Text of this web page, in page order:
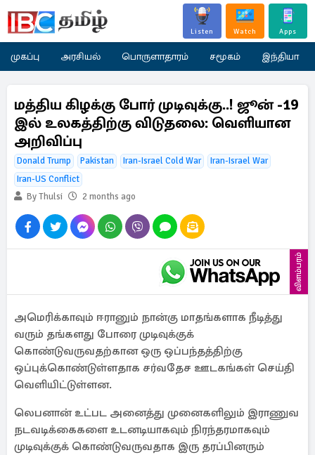
Listen Watch Apps
முகப்பு அரசியல் பொருளாதாரம் சமூகம் இந்தியா
மத்திய கிழக்கு போர் முடிவுக்கு..! ஜூன் -19
இல் உலகத்திற்கு விடுதலை: வெளியான
அறிவிப்பு
Donald Trump Pakistan Iran-Israel Cold War
Iran-Israel War
Iran-US Conflict
By Thulsi
2 months ago
விளம்பரம்
அமெரிக்காவும் ஈரானும் நான்கு மாதங்களாக நீடித்து
வரும் தங்களது போரை முடிவுக்குக்
கொண்டுவருவதற்கான ஒரு ஒப்பந்தத்திற்கு
ஒப்புக்கொண்டுள்ளதாக சர்வதேச ஊடகங்கள் செய்தி
வெளியிட்டுள்ளன.
லெபனான் உட்பட அனைத்து முனைகளிலும் இராணுவ
நடவடிக்கைகளை உடனடியாகவும் நிரந்தரமாகவும்
முடிவுக்குக் கொண்டுவருவதாக இரு தரப்பினரும்